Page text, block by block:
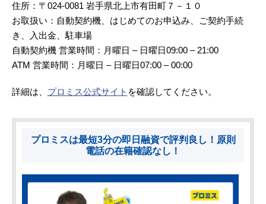
住所：〒024-0081 岩手県北上市有田町７－１０
お取扱い：自動契約機、はじめてのお申込み、ご契約手続
き、入出金、駐車場
自動契約機 営業時間：月曜日 – 日曜日09:00 – 21:00
ATM 営業時間：月曜日 – 日曜日07:00 – 00:00
詳細は、 プロミス公式サイト を確認してください。
プロミスは最短3分の即日融資で評判良し！原則
電話の在籍確認なし！